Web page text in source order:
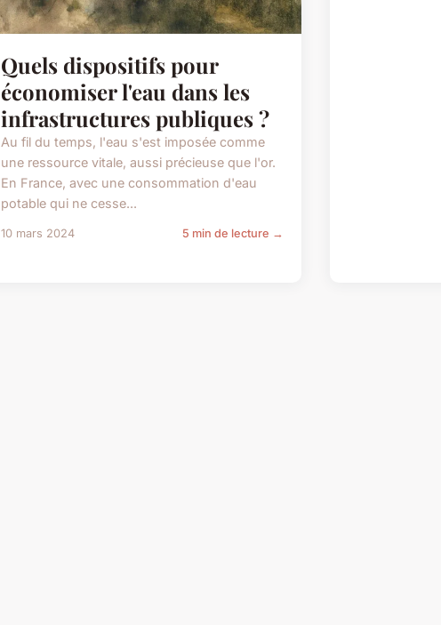
Quels dispositifs pour
économiser l'eau dans les
infrastructures publiques ?
Au fil du temps, l'eau s'est imposée comme
une ressource vitale, aussi précieuse que l'or.
En France, avec une consommation d'eau
potable qui ne cesse...
10 mars 2024 5 min de lecture →